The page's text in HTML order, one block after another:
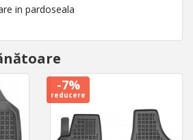
in pardoseala
-7%
reducere